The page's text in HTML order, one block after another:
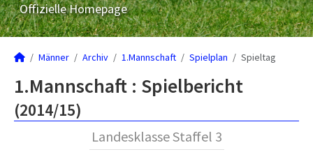
Offizielle Homepage
Männer Archiv 1.Mannschaft Spielplan Spieltag
1.Mannschaft : Spielbericht
(2014/15)
Landesklasse Staffel 3